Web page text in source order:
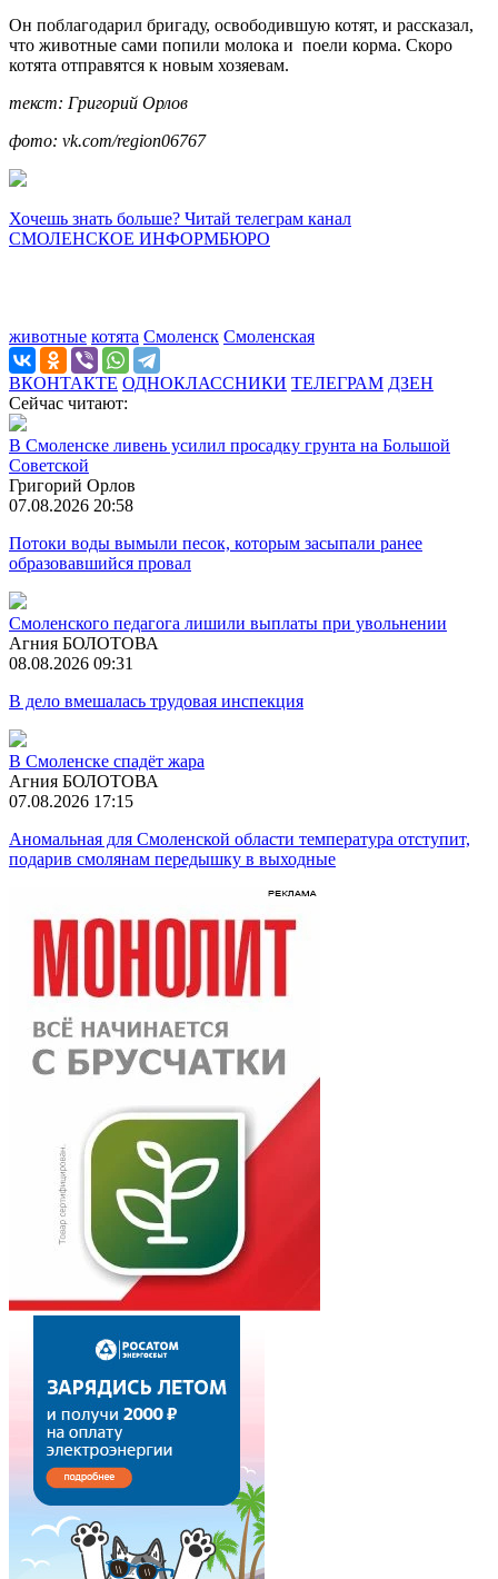
Он поблагодарил бригаду, освободившую котят, и рассказал,
что животные сами попили молока и поели корма. Скоро
котята отправятся к новым хозяевам.
текст: Григорий Орлов
фото: vk.com/region06767
Хочешь знать больше? Читай телеграм канал
СМОЛЕНСКОЕ ИНФОРМБЮРО
животные котята Смоленск Смоленская
ВКОНТАКТЕ ОДНОКЛАССНИКИ ТЕЛЕГРАМ ДЗЕН
Сейчас читают:
В Смоленске ливень усилил просадку грунта на Большой
Советской
Григорий Орлов
07.08.2026 20:58
Потоки воды вымыли песок, которым засыпали ранее
образовавшийся провал
Смоленского педагога лишили выплаты при увольнении
Агния БОЛОТОВА
08.08.2026 09:31
В дело вмешалась трудовая инспекция
В Смоленске спадёт жара
Агния БОЛОТОВА
07.08.2026 17:15
Аномальная для Смоленской области температура отступит,
подарив смолянам передышку в выходные